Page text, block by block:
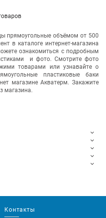
прямоугольные объёмом от 500
в каталоге интернет-магазина
ознакомиться с подробным
и фото. Смотрите фото
товарами или узнавайте о
пластиковые баки
магазине Акватерм. Закажите
магазина.
Контакты